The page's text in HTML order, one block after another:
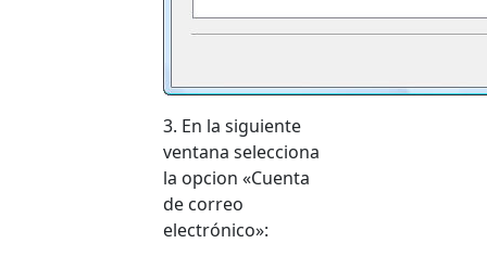
3. En la siguiente
ventana selecciona
la opcion «Cuenta
de correo
electrónico»: